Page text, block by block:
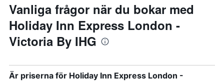
Vanliga frågor när du bokar med
Holiday Inn Express London -
Victoria By IHG
Är priserna för Holiday Inn Express London -